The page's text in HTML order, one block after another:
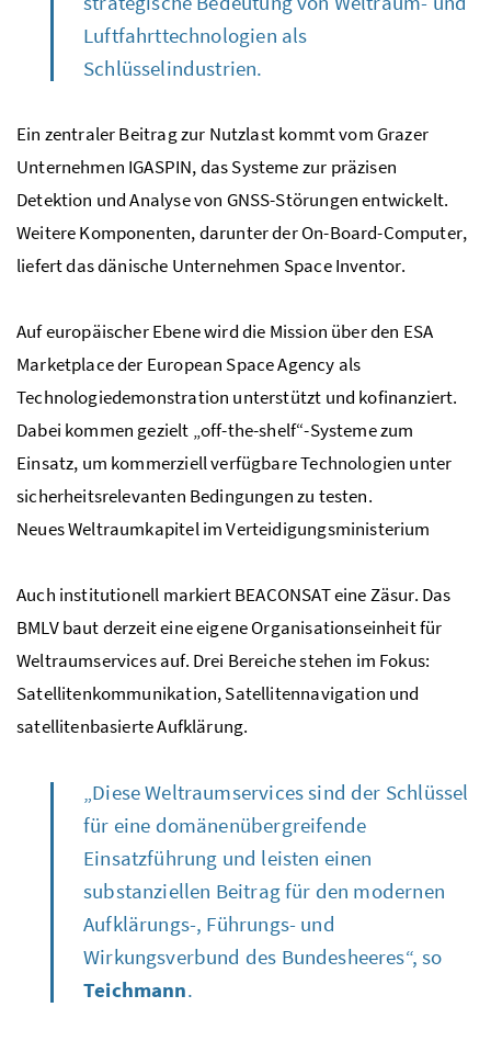
Luftfahrttechnologien als
Schlüsselindustrien.
Ein zentraler Beitrag zur Nutzlast kommt vom Grazer
Unternehmen IGASPIN, das Systeme zur präzisen
Detektion und Analyse von GNSS-Störungen entwickelt.
Weitere Komponenten, darunter derOn-Board-Computer,
liefert das dänische Unternehmen Space Inventor.
Auf europäischer Ebene wird die Mission über den ESA
Marketplaceder European Space Agency als
Technologiedemonstration unterstützt und kofinanziert.
Dabei kommen gezielt „off-the-shelf“-Systeme zum
Einsatz, um kommerziell verfügbare Technologien unter
sicherheitsrelevanten Bedingungen zu testen.
Neues Weltraumkapitel im Verteidigungsministerium
Auch institutionell markiert BEACONSAT eine Zäsur. Das
BMLV baut derzeit eine eigene Organisationseinheit für
Weltraumservices auf. Drei Bereiche stehen im Fokus:
Satellitenkommunikation, Satellitennavigation und
satellitenbasierte Aufklärung.
„Diese Weltraumservices sind der Schlüssel
für eine domänenübergreifende
Einsatzführung und leisten einen
substanziellen Beitrag für den modernen
Aufklärungs-, Führungs- und
Wirkungsverbund des Bundesheeres“, so
Teichmann.